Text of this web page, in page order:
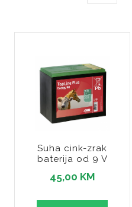
Suha cink-zrak
baterija od 9 V
45,00 KM